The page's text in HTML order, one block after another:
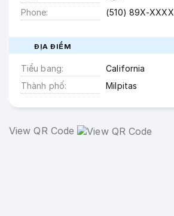
Phone (510) 89X-XXXX
ĐỊA ĐIỂM
Tiểu bang
California
Thành phố
Milpitas
View QR Code